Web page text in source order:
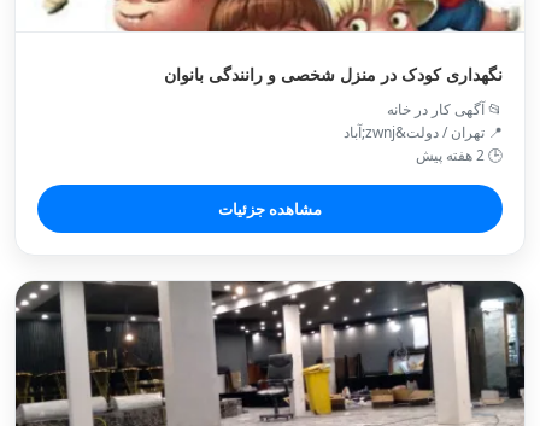
نگهداری کودک در منزل شخصی و رانندگی بانوان
📂 آگهی کار در خانه
📍 تهران / دولت&zwnj;آباد
🕒 2 هفته پیش
مشاهده جزئیات